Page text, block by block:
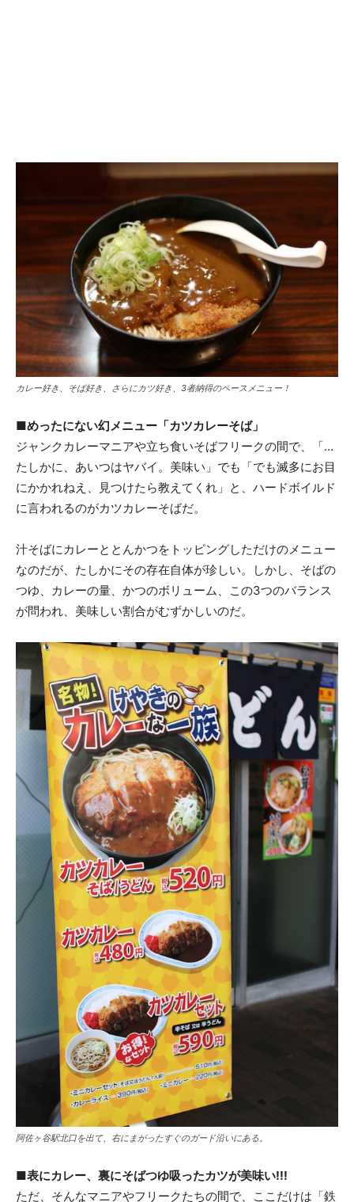
カレー好き、そば好き、さらにカツ好き、3者納得のペースメニュー！
■めったにない幻メニュー「カツカレーそば」
ジャンクカレーマニアや立ち食いそばフリークの間で、「…
たしかに、あいつはヤバイ。美味い」でも「でも滅多にお目
にかかれねえ、見つけたら教えてくれ」と、ハードボイルド
に言われるのがカツカレーそばだ。
汁そばにカレーととんかつをトッピングしただけのメニュー
なのだが、たしかにその存在自体が珍しい。しかし、そばの
つゆ、カレーの量、かつのボリューム、この3つのバランス
が問われ、美味しい割合がむずかしいのだ。
阿佐ヶ谷駅北口を出て、右にまがったすぐのガード沿いにある。
■表にカレー、裏にそばつゆ吸ったカツが美味い!!!
ただ、そんなマニアやフリークたちの間で、ここだけは「鉄